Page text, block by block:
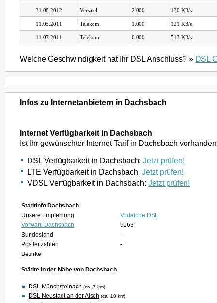
31.08.2012 Versatel 2.000 130 KB/s
11.05.2011 Telekom 1.000 121 KB/s
11.07.2011 Telekom 6.000 513 KB/s
Welche Geschwindigkeit hat Ihr DSL Anschluss? » DSL
Infos zu Internetanbietern in Dachsbach
Internet Verfügbarkeit in Dachsbach
Ist Ihr gewünschter Internet Tarif in Dachsbach
DSL Verfügbarkeit in Dachsbach: Jetzt prüfen!
LTE Verfügbarkeit in Dachsbach: Jetzt prüfen!
VDSL Verfügbarkeit in Dachsbach: Jetzt prüfen!
Stadtinfo Dachsbach
Unsere Empfehlung
Vodafone DSL
Vorwahl Dachsbach
9163
Bundesland
-
Postleitzahlen
-
Bezirke
Städte in der Nähe von Dachsbach
DSL Münchsteinach (ca. 7 km)
DSL Neustadt an der Aisch (ca. 10 km)